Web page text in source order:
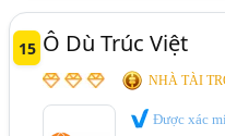
15 Ô Dù Trúc Việt
NHÀ TÀI
Được xác